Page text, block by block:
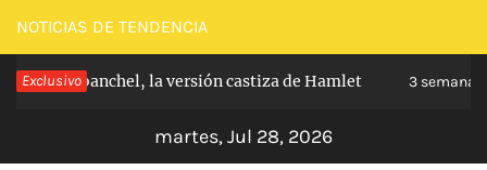
Saltar
al
contenido
NOTICIAS DE TENDENCIA
Exclusivo
de Carabanchel, la versión castiza de Hamlet 3 semanas
martes, Jul 28, 2026